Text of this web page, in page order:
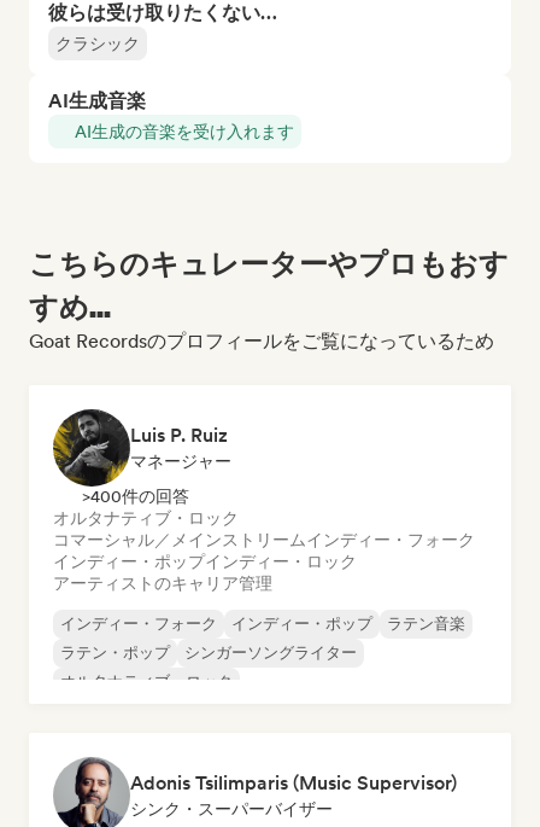
彼らは受け取りたくない…
クラシック
AI生成音楽
AI生成の音楽を受け入れます
こちらのキュレーターやプロもおす
すめ...
Goat Recordsのプロフィールをご覧になっているため
Luis P. Ruiz
マネージャー
>400件の回答
オルタナティブ・ロック
コマーシャル／メインストリームインディー・フォーク
インディー・ポップインディー・ロック
アーティストのキャリア管理
インディー・フォーク インディー・ポップ
ラテン音楽
ラテン・ポップ
シンガーソングライター
オルタナティブ・ロック
Adonis Tsilimparis (Music Supervisor)
シンク・スーパーバイザー